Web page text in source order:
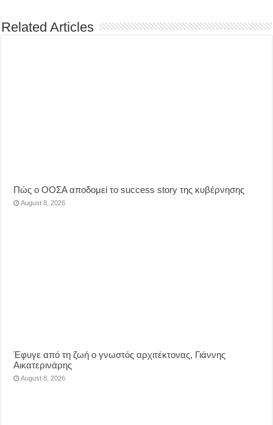
Related Articles
Πώς ο ΟΟΣΑ αποδομεί το success story της κυβέρνησης
August 8, 2026
Έφυγε από τη ζωή ο γνωστός αρχιτέκτονας, Γιάννης
Αικατερινάρης
August 8, 2026